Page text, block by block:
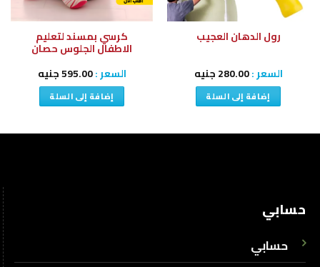
رول الدهان العجيب
السعر :280.00جنيه
إضافة إلى السلة
كرسي بمسند لتعليم
الاطفال الجلوس حصان
السعر :595.00جنيه
إضافة إلى السلة
حسابي
حسابي